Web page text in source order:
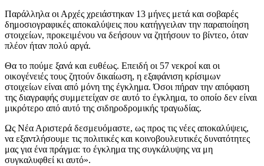
Παράλληλα οι Αρχές χρειάστηκαν 13 μήνες μετά και σοβαρές
δημοσιογραφικές αποκαλύψεις που κατήγγειλαν την παραποίηση
στοιχείων, προκειμένου να δεήσουν να ζητήσουν το βίντεο, όταν
πλέον ήταν πολύ αργά.
Θα το πούμε ξανά και ευθέως. Επειδή οι 57 νεκροί και οι
οικογένειές τους ζητούν δικαίωση, η εξαφάνιση κρίσιμων
στοιχείων είναι από μόνη της έγκλημα. Όσοι πήραν την απόφαση
της διαγραφής συμμετείχαν σε αυτό το έγκλημα, το οποίο δεν είναι
μικρότερο από αυτό της σιδηροδρομικής τραγωδίας.
Ως Νέα Αριστερά δεσμευόμαστε, ως προς τις νέες αποκαλύψεις,
να εξαντλήσουμε τις πολιτικές και κοινοβουλευτικές δυνατότητες
μας για ένα πράγμα: το έγκλημα της συγκάλυψης να μη
συγκαλυφθεί κι αυτό».